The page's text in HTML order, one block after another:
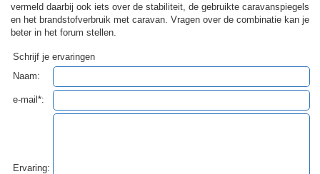
vermeld daarbij ook iets over de stabiliteit, de gebruikte caravanspiegels
en het brandstofverbruik met caravan. Vragen over de combinatie kan je
beter in het forum stellen.
Schrijf je ervaringen
Naam:
e-mail*:
Ervaring: